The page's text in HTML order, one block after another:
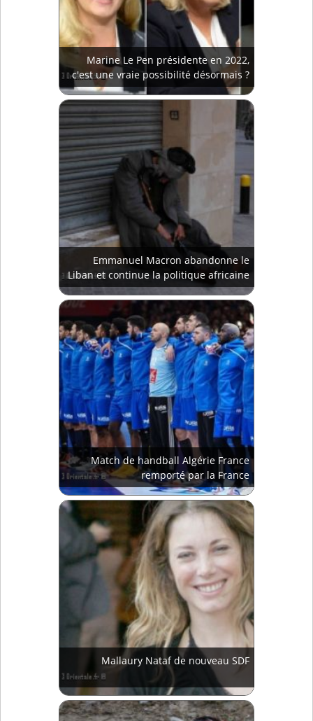
Marine Le Pen présidente en 2022,
c'est une vraie possibilité désormais ?
Emmanuel Macron abandonne le
Liban et continue la politique africaine
Match de handball Algérie France
remporté par la France
Mallaury Nataf de nouveau SDF